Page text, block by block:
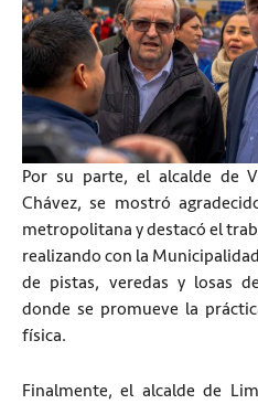
Por su parte, el alcalde de
Chávez, se mostró
metropolitana y destacó el
realizando con la
de pistas, veredas y losas
donde se promueve la
física.
Finalmente, el alcalde de